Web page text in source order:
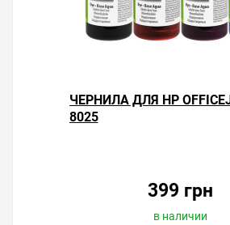
Заправка и
картриджей на
Pro 8025 проходит в два этапа:
установка в слот принтера,
ЧЕРНИЛА ДЛЯ HP
8025
399 грн
в наличии